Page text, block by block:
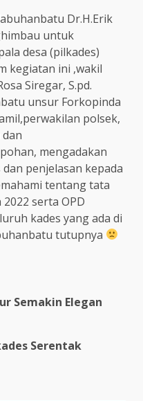
Dr.H.Erik
untuk
desa (pilkades)
kegiatan ini ,wakil
Siregar, S.pd.
unsur Forkopinda
polsek,
mengadakan
penjelasan kepada
tentang tata
serta OPD
kades yang ada di
tutupnya
Semakin Elegan
Serentak